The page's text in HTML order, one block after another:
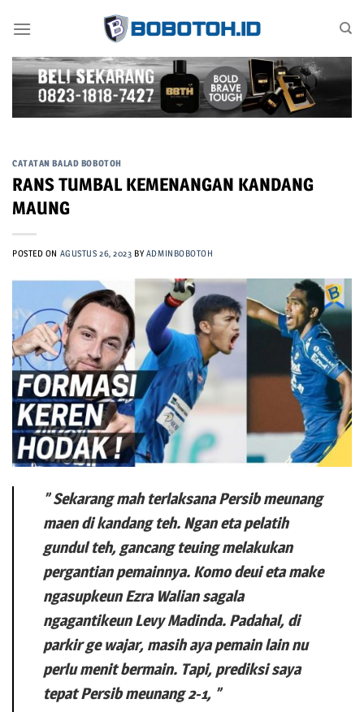
CATATAN BALAD BOBOTOH
RANS TUMBAL KEMENANGAN KANDANG
MAUNG
POSTED ON AGUSTUS 26, 2023 BY ADMINBOBOTOH
” Sekarang mah terlaksana Persib meunang
maen di kandang teh. Ngan eta pelatih
gundul teh, gancang teuing melakukan
pergantian pemainnya. Komo deui eta make
ngasupkeun Ezra Walian sagala
ngagantikeun Levy Madinda. Padahal, di
parkir ge wajar, masih aya pemain lain nu
perlu menit bermain. Tapi, prediksi saya
tepat Persib meunang 2-1, ”